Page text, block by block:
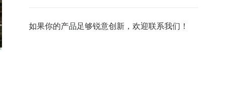
如果你的产品足够锐意创新，欢迎联系我们 ！